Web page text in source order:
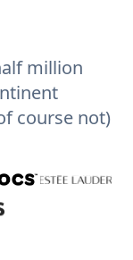
million
course not)